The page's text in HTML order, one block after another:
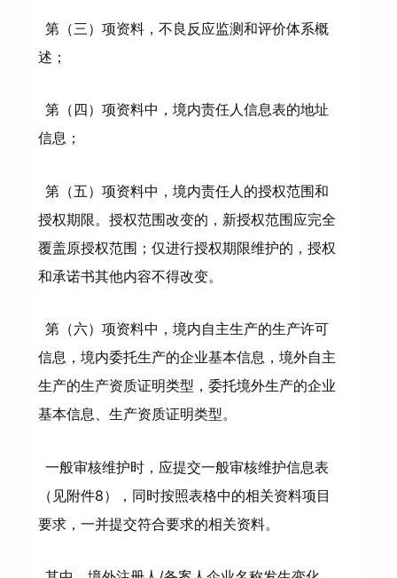
第（三）项资料，不良反应监测和评价体系概
述；
第（四）项资料中，境内责任人信息表的地址
信息；
第（五）项资料中，境内责任人的授权范围和
授权期限。授权范围改变的，新授权范围应完全
覆盖原授权范围；仅进行授权期限维护的，授权
和承诺书其他内容不得改变。
第（六）项资料中，境内自主生产的生产许可
信息，境内委托生产的企业基本信息，境外自主
生产的生产资质证明类型，委托境外生产的企业
基本信息、生产资质证明类型。
一般审核维护时，应提交一般审核维护信息表
（见附件8），同时按照表格中的相关资料项目
要求，一并提交符合要求的相关资料。